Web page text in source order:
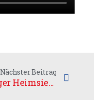
Nächster Beitrag
Enger Heimsieg gegen Bonn